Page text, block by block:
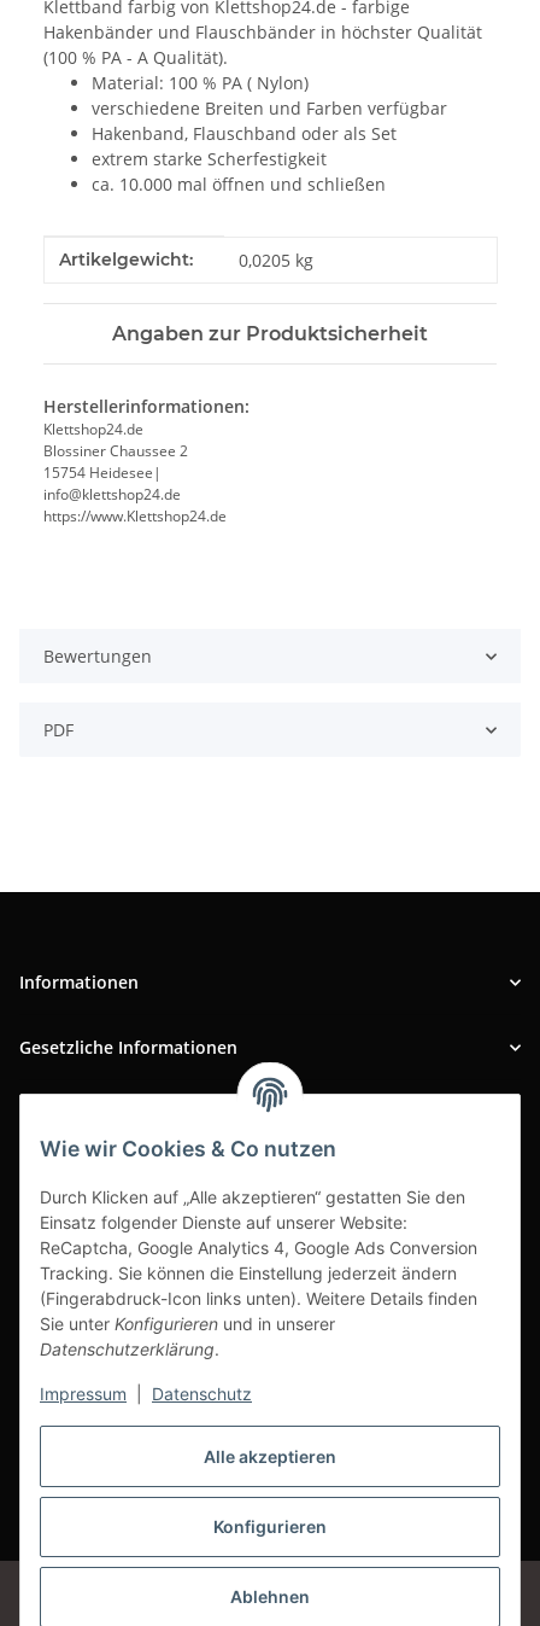
Alle akzeptieren
Konfigurieren
Ablehnen
Wie wir Cookies & Co nutzen
Durch Klicken auf „Alle akzeptieren“ gestatten Sie den
Einsatz folgender Dienste auf unserer Website:
ReCaptcha, Google Analytics 4, Google Ads Conversion
Tracking. Sie können die Einstellung jederzeit ändern
(Fingerabdruck-Icon links unten). Weitere Details finden
Sie unter Konfigurieren und in unserer
Datenschutzerklärung.
Impressum Datenschutz
Klettband farbig von Klettshop24.de - farbige
Hakenbänder und Flauschbänder in höchster Qualität
(100 % PA - A Qualität).
Material: 100 % PA ( Nylon)
verschiedene Breiten und Farben verfügbar
Hakenband, Flauschband oder als Set
extrem starke Scherfestigkeit
ca. 10.000 mal öffnen und schließen
Produkteigenschaft
Wert
Artikelgewicht: 0,0205 kg
Angaben zur Produktsicherheit
Herstellerinformationen:
Klettshop24.de
Blossiner Chaussee 2
15754 Heidesee|
info@klettshop24.de
https://www.Klettshop24.de
Bewertungen
PDF
Informationen
Gesetzliche Informationen
Vertrag widerrufen
* Alle Preise inkl. gesetzlicher USt., zzgl.Versand
Google Analytics deaktivieren Status: Opt-Out-Cookie ist nicht gesetzt